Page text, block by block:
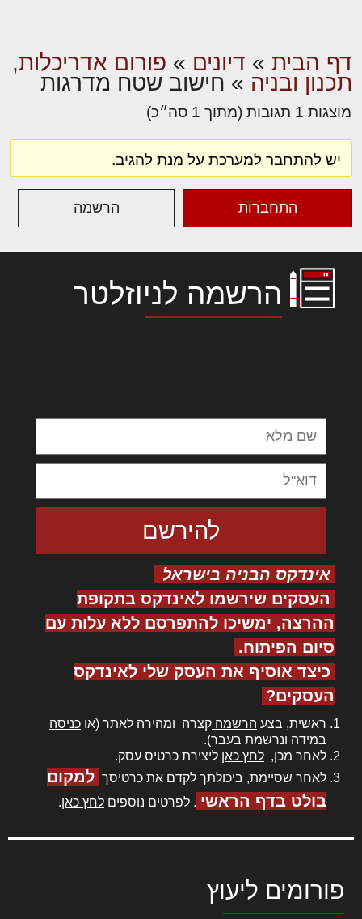
דף הבית » דיונים » פורום אדריכלות,
תכנון ובניה » חישוב שטח מדרגות
מוצגות 1 תגובות (מתוך 1 סה״כ)
יש להתחבר למערכת על מנת להגיב.
התחברות הרשמה
הרשמה לניוזלטר
אינדקס הבניה בישראל
העסקים שירשמו לאינדקס בתקופת
ההרצה, ימשיכו להתפרסם ללא עלות עם
סיום הפיתוח.
כיצד אוסיף את העסק שלי לאינדקס
העסקים?
ראשית, בצע הרשמה קצרה ומהירה לאתר (או כניסה
במידה ונרשמת בעבר).
לאחר מכן, לחץ כאן ליצירת כרטיס עסק.
לאחר שסיימת, ביכולתך לקדם את כרטיסך למקום
בולט בדף הראשי . לפרטים נוספים לחץ כאן.
פורומים ליעוץ